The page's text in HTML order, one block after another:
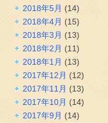
2018年5月 (14)
2018年4月 (15)
2018年3月 (13)
2018年2月 (11)
2018年1月 (13)
2017年12月 (12)
2017年11月 (13)
2017年10月 (14)
2017年9月 (14)